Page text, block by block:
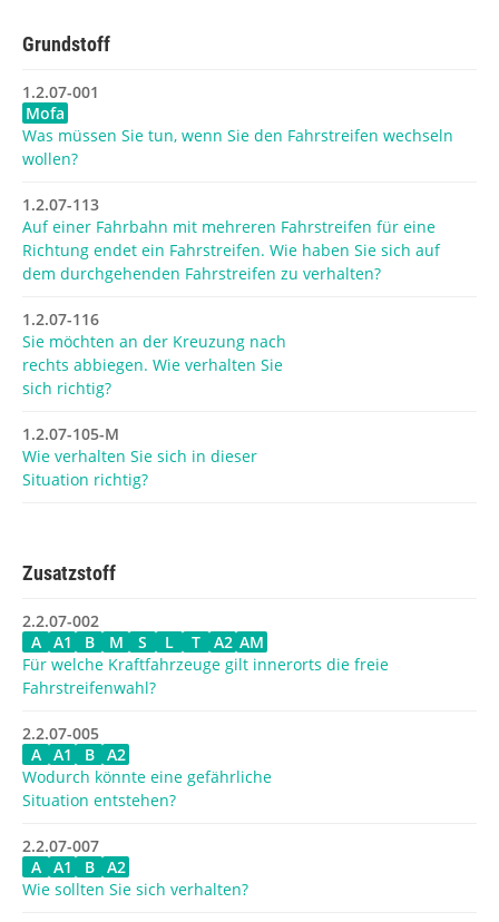
Grundstoff
1.2.07-001
Mofa
Was müssen Sie tun, wenn Sie den Fahrstreifen wechseln
wollen?
1.2.07-113
Auf einer Fahrbahn mit mehreren Fahrstreifen für eine
Richtung endet ein Fahrstreifen. Wie haben Sie sich auf
dem durchgehenden Fahrstreifen zu verhalten?
1.2.07-116
Sie möchten an der Kreuzung nach
rechts abbiegen. Wie verhalten Sie
sich richtig?
1.2.07-105-M
Wie verhalten Sie sich in dieser
Situation richtig?
Zusatzstoff
2.2.07-002
A
A1 B M S L T A2 AM
Für welche Kraftfahrzeuge gilt innerorts die freie
Fahrstreifenwahl?
2.2.07-005
A
A1 B
A2
Wodurch könnte eine gefährliche
Situation entstehen?
2.2.07-007
A
A1 B
A2
Wie sollten Sie sich verhalten?